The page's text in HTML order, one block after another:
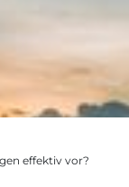
effektiv vor?